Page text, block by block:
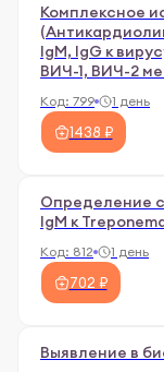
Комплексное
IgМ, IgG к
ВИЧ-1, ВИЧ-2
Код: 799 1 день
1438 ₽
Определение
IgM к
Код: 812 1 день
702 ₽
Выявление в